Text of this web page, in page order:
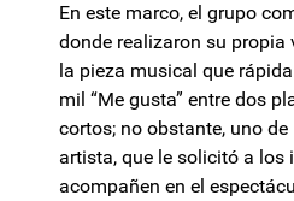
En este marco, el grupo
donde realizaron su propia
la pieza musical que
mil “Me gusta” entre dos
cortos; no obstante, uno
artista, que le solicitó a los
acompañen en el